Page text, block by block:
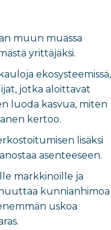
muun muassa
yrittäjäksi.
ekosysteemissä,
jotka aloittavat
luoda kasvua, miten
kertoo.
lisäksi
asenteeseen.
markkinoille ja
kunnianhimoa
uskoa